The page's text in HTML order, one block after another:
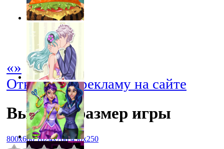
«»
Отключить рекламу на сайте
Выбрать размер игры
800x600 1024x768 450x250